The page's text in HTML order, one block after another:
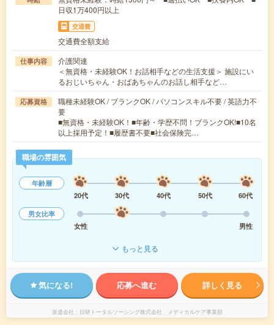
日収1万400円以上
交通費
交通費全額支給
仕事内容
介護関連
＜無資格・未経験OK！お話相手などの生活支援＞ 施設にい
るおじいちゃん・おばあちゃんのお話し相手など…
応募資格
職種未経験OK / ブランクOK / パソコンスキル不要 / 英語力不
要
■無資格・未経験OK！■年齢・学歴不問！ブランクOK!■10名
以上採用予定！■履歴書不要■社会保険完…
職場の雰囲気
年齢層
20代
30代 40代 50代
60代
男女比率
女性
男性
もっと見る
気になる! 応募へ進む 詳しく見る
派遣会社 日研トータルソーシング株式会社 メディカルケア事業部